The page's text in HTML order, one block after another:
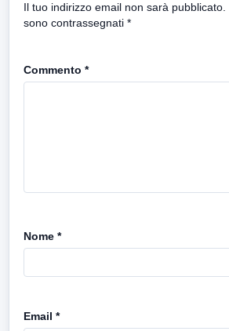
Il tuo indirizzo email non sarà pubblicato.
sono contrassegnati *
Commento *
Nome *
Email *